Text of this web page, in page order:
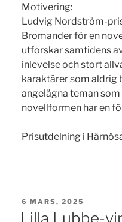
Motivering:
Ludvig Nordström-
Bromander för en
utforskar samtidens
inlevelse och stort
karaktärer som aldrig
angelägna teman
novellformen har en
Prisutdelning i
PUBLICERAT
6 MARS, 2025
Lilla Lubbe-